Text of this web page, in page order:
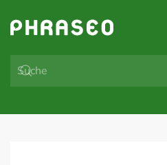
Zum Hauptinhalt springen